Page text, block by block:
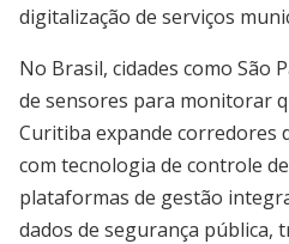
digitalização de serviços
No Brasil, cidades como São
de sensores para monitorar
Curitiba expande corredores
com tecnologia de controle
plataformas de gestão
dados de segurança pública,